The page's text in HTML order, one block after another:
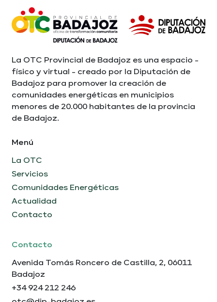
La OTC Provincial de Badajoz es una espacio -
físico y virtual - creado por la Diputación de
Badajoz para promover la creación de
comunidades energéticas en municipios
menores de 20.000 habitantes de la provincia
de Badajoz.
Menú
La OTC
Servicios
Comunidades Energéticas
Actualidad
Contacto
Contacto
Avenida Tomás Roncero de Castilla, 2, 06011
Badajoz
+34 924 212 246